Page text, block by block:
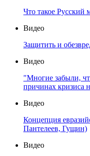
Что такое Русский
Видео
Защитить и
Видео
"Многие забыли,
причинах кризиса
Видео
Концепция
Пантелеев, Гущин)
Видео